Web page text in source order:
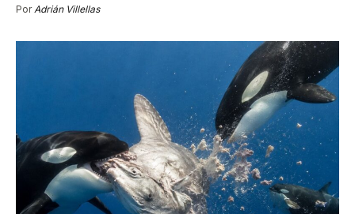
PorAdrián Villellas